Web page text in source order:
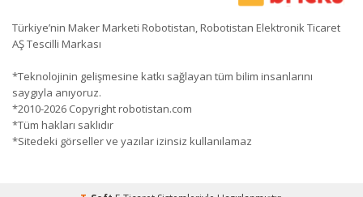
Türkiye’nin Maker Marketi Robotistan, Robotistan Elektronik Ticaret
AŞ Tescilli Markası
*Teknolojinin gelişmesine katkı sağlayan tüm bilim insanlarını
saygıyla anıyoruz.
*2010-2026 Copyright robotistan.com
*Tüm hakları saklıdır
*Sitedeki görseller ve yazılar izinsiz kullanılamaz